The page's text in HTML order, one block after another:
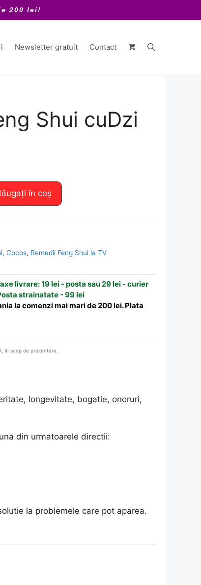
200 lei!
Newsletter gratuit Contact
Shui cuDzi
în coș
, Cocos, Remedii Feng Shui la TV
livrare: 19 lei - posta sau 29 lei - curier
strainatate - 99 lei
la comenzi mai mari de 200 lei. Plata
în scop de prezentare.
longevitate, bogatie, onoruri,
din urmatoarele directii:
la problemele care pot aparea.